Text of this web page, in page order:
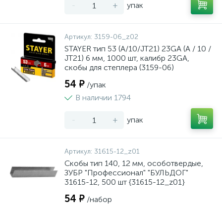
- + упак
Артикул: 3159-06_z02
STAYER тип 53 (A/10/JT21) 23GA (A / 10 /
JT21) 6 мм, 1000 шт, калибр 23GA,
скобы для степлера (3159-06)
54 ₽ /упак
В наличии 1794
- + упак
Артикул: 31615-12_z01
Скобы тип 140, 12 мм, особотвердые,
ЗУБР "Профессионал" "БУЛЬДОГ"
31615-12, 500 шт {31615-12_z01}
54 ₽ /набор